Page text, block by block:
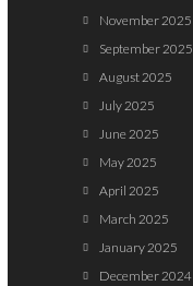
November 2025
September 2025
August 2025
July 2025
June 2025
May 2025
April 2025
March 2025
January 2025
December 2024